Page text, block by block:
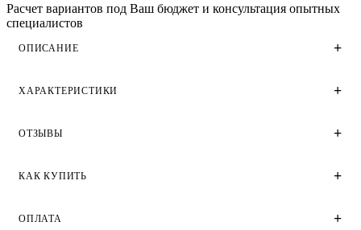
Расчет вариантов под Ваш бюджет и консультация опытных
специалистов
ОПИСАНИЕ
Гжельский облицовочный полуторный (утолщенный)
Гжельского кирпичного завода. Имеет гладкую
Применяется для облицовки фасадов домов и зданий
различного назначения частного малоэтажного и
ХАРАКТЕРИСТИКИ
Цвет
3
ОТЗЫВЫ
КАК КУПИТЬ
ОПЛАТА